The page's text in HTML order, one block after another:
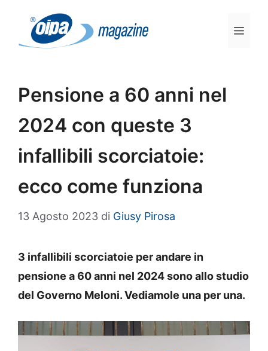
contenuto
Pensione a 60 anni nel
2024 con queste 3
infallibili scorciatoie:
ecco come funziona
13 Agosto 2023 di Giusy Pirosa
3 infallibili scorciatoie per andare in
pensione a 60 anni nel 2024 sono allo studio
del Governo Meloni. Vediamole una per una.